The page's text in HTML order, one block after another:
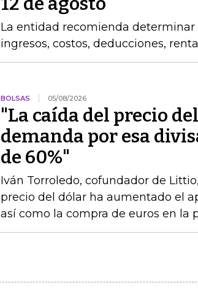
La entidad recomienda determinar
ingresos, costos, deducciones,
BOLSAS 05/08/2026
"La caída del precio
demanda por esa
de 60%"
Iván Torroledo, cofundador de
precio del dólar ha aumentado el
así como la compra de euros en la